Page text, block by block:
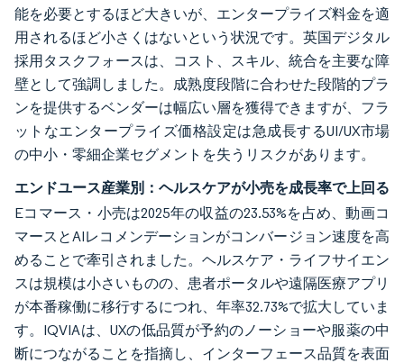
能を必要とするほど大きいが、エンタープライズ料金を適
用されるほど小さくはないという状況です。英国デジタル
採用タスクフォースは、コスト、スキル、統合を主要な障
壁として強調しました。成熟度段階に合わせた段階的プラ
ンを提供するベンダーは幅広い層を獲得できますが、フラ
ットなエンタープライズ価格設定は急成長するUI/UX市場
の中小・零細企業セグメントを失うリスクがあります。
エンドユース産業別：ヘルスケアが小売を成長率で上回る
Eコマース・小売は2025年の収益の23.53%を占め、動画コ
マースとAIレコメンデーションがコンバージョン速度を高
めることで牽引されました。ヘルスケア・ライフサイエン
スは規模は小さいものの、患者ポータルや遠隔医療アプリ
が本番稼働に移行するにつれ、年率32.73%で拡大していま
す。IQVIAは、UXの低品質が予約のノーショーや服薬の中
断につながることを指摘し、インターフェース品質を表面